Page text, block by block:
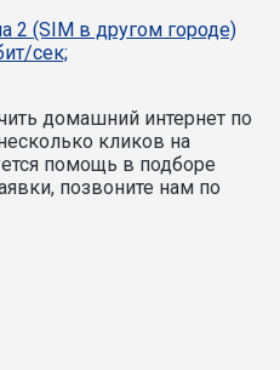
2 (SIM в другом городе)
сек;
домашний интернет по
кликов на
помощь в подборе
позвоните нам по